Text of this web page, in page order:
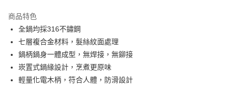
每筆NT$85，滿NT$1,299(含以上)免運費
海外中華郵政配送
商品特色
全鍋均採316不鏽鋼
七層複合金材料，髮絲紋面處理
鍋柄鍋身一體成型，無焊接，無鉚接
崁置式鍋緣設計，烹煮更原味
輕量化電木柄，符合人體，防滑設計